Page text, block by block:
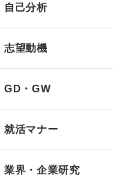
自己分析
志望動機
GD・GW
就活マナー
業界・企業研究